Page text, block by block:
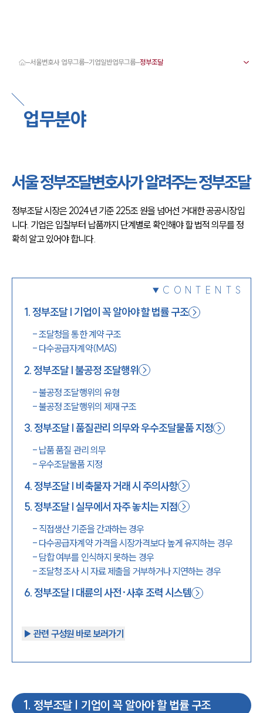
서울변호사
형사변호사
강남이혼변호사
서울학교폭력변호사
서울변호사 주요 업무사례
서울 분사무소 오시는 길
채용정보
서울변호사 업무그룹 기업일반업무그룹
업무분야
서울 정부조달변호사가 알려주는 정부조달
정부조달 시장은 2024년 기준 225조 원을 넘어선 거대한 공공시장입
니다. 기업은 입찰부터 납품까지 단계별로 확인해야 할 법적 의무를 정
확히 알고 있어야 합니다.
CONTENTS
1.정부조달 | 기업이 꼭 알아야 할 법률 구조
-조달청을 통한 계약 구조
- 다수공급자계약(MAS)
2.정부조달 | 불공정 조달행위
-불공정 조달행위의 유형
-불공정 조달행위의 제재 구조
3.정부조달 | 품질관리 의무와 우수조달물품 지정
- 납품 품질 관리 의무
-우수조달물품 지정
4.정부조달 | 비축물자 거래 시 주의사항
5.정부조달 | 실무에서 자주 놓치는 지점
- 직접생산 기준을 간과하는 경우
- 다수공급자계약 가격을 시장가격보다 높게 유지하는 경우
- 담합 여부를 인식하지 못하는 경우
-조달청 조사 시 자료 제출을 거부하거나 지연하는 경우
6.정부조달 | 대륜의 사전·사후 조력 시스템
▶︎ 관련 구성원 바로 보러가기
1. 정부조달 | 기업이 꼭 알아야 할 법률 구조